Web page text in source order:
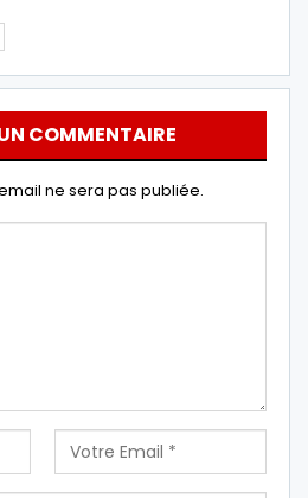
COMMENTAIRE
ne sera pas publiée.